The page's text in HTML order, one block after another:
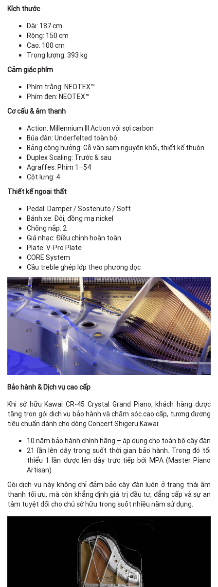
Kích thước
Dài: 187 cm
Rộng: 150 cm
Cao: 100 cm
Trọng lượng: 393 kg
Cảm giác phím
Phím trắng: NEOTEX™
Phím đen: NEOTEX™
Cơ cấu & âm thanh
Action: Millennium III Action với sợi carbon
Búa đàn: Underfelted toàn bộ
Bảng cộng hưởng: Gỗ vân sam nguyên khối, thiết kế thuôn
Duplex Scaling: Trước & sau
Agraffes: Phím 1–54
Cột lưng: 4
Thiết kế ngoại thất
Pedal: Damper / Sostenuto / Soft
Bánh xe: Đôi, đồng mạ nickel
Chống nắp: 2
Giá nhạc: Điều chỉnh hoàn toàn
Plate: V-Pro Plate
CORE System
Cầu treble ghép lớp theo phương dọc
Bảo hành & Dịch vụ cao cấp
Khi sở hữu Kawai CR-45 Crystal Grand Piano, khách hàng được
tặng trọn gói dịch vụ bảo hành và chăm sóc cao cấp, tương đương
tiêu chuẩn dành cho dòng Concert Shigeru Kawai:
10 năm bảo hành chính hãng – áp dụng cho toàn bộ cây đàn
21 lần lên dây trong suốt thời gian bảo hành. Trong đó tối
thiểu 1 lần được lên dây trực tiếp bởi MPA (Master Piano
Artisan)
Gói dịch vụ này không chỉ đảm bảo cây đàn luôn ở trạng thái âm
thanh tối ưu, mà còn khẳng định giá trị đầu tư, đẳng cấp và sự an
tâm tuyệt đối cho chủ sở hữu trong suốt nhiều năm sử dụng.